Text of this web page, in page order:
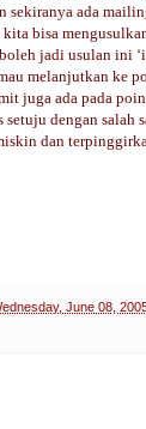
sekiranya ada
bisa
jadi usulan ini
melanjutkan ke
juga ada pada
dengan salah
dan
June 08,